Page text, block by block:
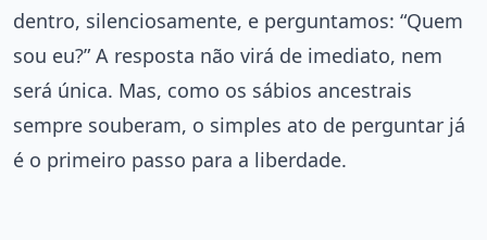
dentro, silenciosamente, e perguntamos: “Quem
sou eu?” A resposta não virá de imediato, nem
será única. Mas, como os sábios ancestrais
sempre souberam, o simples ato de perguntar já
é o primeiro passo para a liberdade.